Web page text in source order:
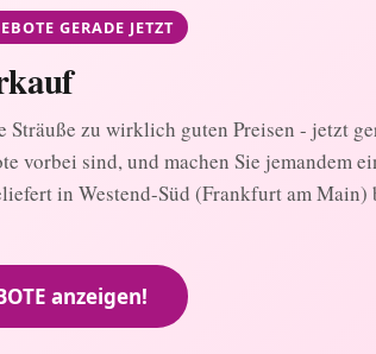
GERADE JETZT
Sträuße zu wirklich guten Preisen - jetzt
vorbei sind, und machen Sie jemandem
in Westend-Süd (Frankfurt am Main)
anzeigen!